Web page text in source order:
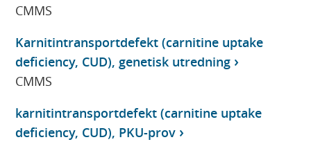
CMMS
Karnitintransportdefekt (carnitine uptake
deficiency, CUD), genetisk utredning
CMMS
karnitintransportdefekt (carnitine uptake
deficiency, CUD), PKU-prov